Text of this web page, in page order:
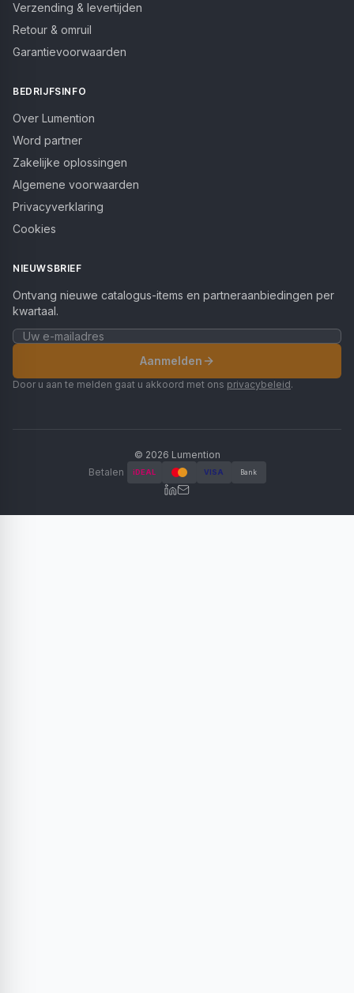
Verzending & levertijden
Retour & omruil
Garantievoorwaarden
BEDRIJFSINFO
Over Lumention
Word partner
Zakelijke oplossingen
Algemene voorwaarden
Privacyverklaring
Cookies
NIEUWSBRIEF
Ontvang nieuwe catalogus-items en partneraanbiedingen per
kwartaal.
Aanmelden
Door u aan te melden gaat u akkoord met ons privacybeleid.
© 2026 Lumention
Betalen
iDEAL VISA Bank